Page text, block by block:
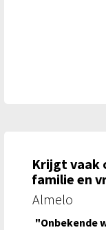
Krijgt vaak
familie en
Almelo
"Onbekende